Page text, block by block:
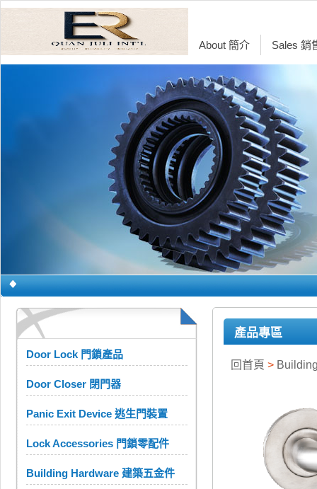
About 簡介 Sales 銷
Door Lock 門鎖產品
Door Closer 閉門器
Panic Exit Device 逃生門裝置
Lock Accessories 門鎖零配件
Building Hardware 建築五金件
產品專區
回首頁 >